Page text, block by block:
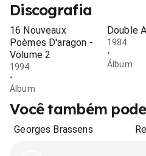
Discografia
16 Nouveaux
Poèmes D'aragon -
Volume 2
1994
•
Álbum
Double
1984
•
Álbum
Você também
Georges Brassens